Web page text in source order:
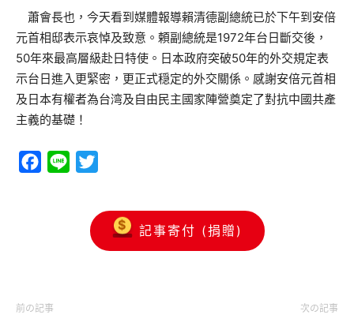
蕭會長也，今天看到媒體報導賴清德副總統已於下午到安倍
元首相邸表示哀悼及致意。頼副總統是1972年台日斷交後，
50年來最高層級赴日特使。日本政府突破50年的外交規定表
示台日進入更緊密，更正式穏定的外交關係。感謝安倍元首相
及日本有權者為台湾及自由民主國家陣營奠定了對抗中國共產
主義的基礎！
Facebook
Line
記事寄付 (捐贈)
前の記事 次の記事